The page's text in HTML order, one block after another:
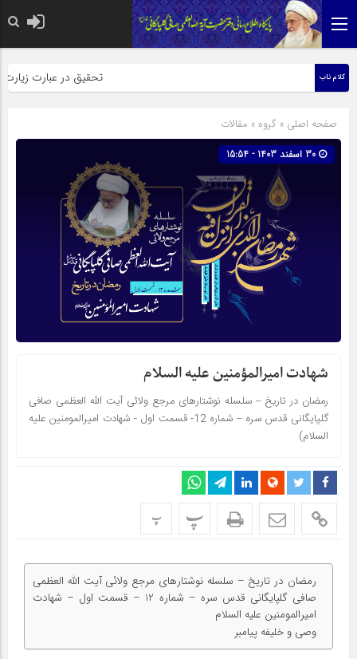
کلام ناب تحقیق در عبارت زیارت
صفحه اصلی » گروه » مقالات
شهادت اميرالمؤمنين علیه السلام
رمضان در تاریخ – سلسله نوشتارهای مرجع ولائی آیت الله العظمی صافی
گلپایگانی قدس سره – شماره 12- قسمت اول - شهادت امیرالمومنین علیه
السلام)
پ پ
رمضان در تاریخ – سلسله نوشتارهای مرجع ولائی آیت الله العظمی
صافی گلپایگانی قدس سره – شماره 12 – قسمت اول – شهادت
امیرالمومنین علیه السلام
وصی و خلیفه پیامبر